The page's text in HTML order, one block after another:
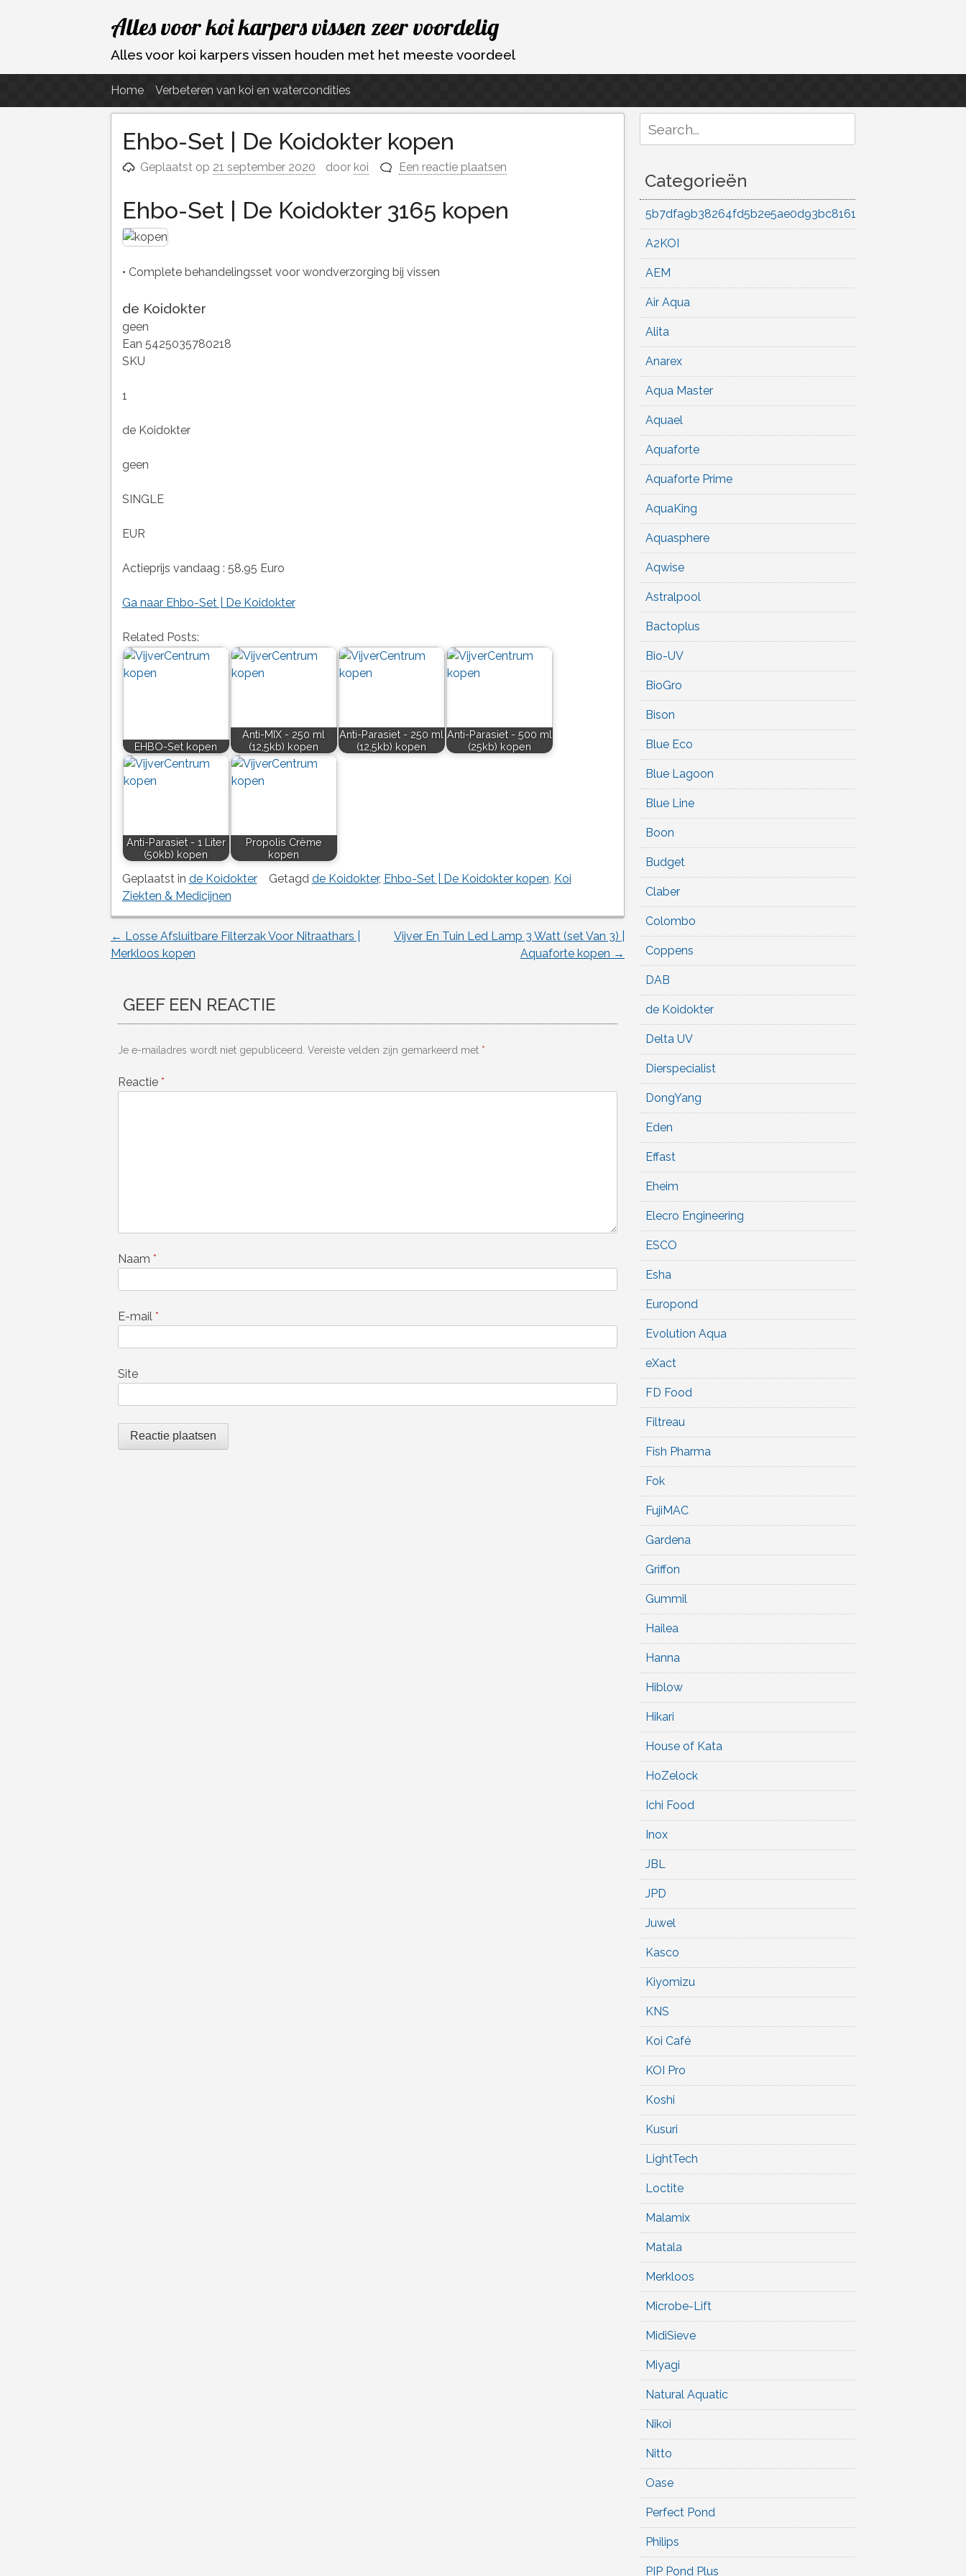
Ga
naar
de
Alles voor koi karpers vissen zeer voordelig
Alles voor koi karpers vissen houden met het meeste voordeel
Home Verbeteren van koi en watercondities
Ehbo-Set | De Koidokter kopen
Geplaatst op 21 september 2020 door koi Een reactie plaatsen
Ehbo-Set | De Koidokter 3165 kopen
• Complete behandelingsset voor wondverzorging bij vissen
de Koidokter
geen
Ean 5425035780218
SKU
1
de Koidokter
geen
SINGLE
EUR
Actieprijs vandaag : 58.95 Euro
Ga naar Ehbo-Set | De Koidokter
Related Posts:
EHBO-Set kopen
Anti-MIX - 250 ml
(12,5kb) kopen
Anti-Parasiet - 250 ml
(12,5kb) kopen
Anti-Parasiet - 500 ml
(25kb) kopen
Anti-Parasiet - 1 Liter
(50kb) kopen
Propolis Crème
kopen
Geplaatst in de Koidokter Getagd de Koidokter, Ehbo-Set | De Koidokter kopen, Koi
Ziekten & Medicijnen
Berichtnavigatie
← Losse Afsluitbare Filterzak Voor Nitraathars |
Merkloos kopen
Vijver En Tuin Led Lamp 3 Watt (set Van 3) |
Aquaforte kopen →
GEEF EEN REACTIE
Je e-mailadres wordt niet gepubliceerd. Vereiste velden zijn gemarkeerd met *
Reactie *
Naam *
E-mail *
Site
for:
Categorieën
5b7dfa9b38264fd5b2e5ae0d93bc8161
A2KOI
AEM
Air Aqua
Alita
Anarex
Aqua Master
Aquael
Aquaforte
Aquaforte Prime
AquaKing
Aquasphere
Aqwise
Astralpool
Bactoplus
Bio-UV
BioGro
Bison
Blue Eco
Blue Lagoon
Blue Line
Boon
Budget
Claber
Colombo
Coppens
DAB
de Koidokter
Delta UV
Dierspecialist
DongYang
Eden
Effast
Eheim
Elecro Engineering
ESCO
Esha
Europond
Evolution Aqua
eXact
FD Food
Filtreau
Fish Pharma
Fok
FujiMAC
Gardena
Griffon
Gummil
Hailea
Hanna
Hiblow
Hikari
House of Kata
HoZelock
Ichi Food
Inox
JBL
JPD
Juwel
Kasco
Kiyomizu
KNS
Koi Café
KOI Pro
Koshi
Kusuri
LightTech
Loctite
Malamix
Matala
Merkloos
Microbe-Lift
MidiSieve
Miyagi
Natural Aquatic
Nikoi
Nitto
Oase
Perfect Pond
Philips
PIP Pond Plus